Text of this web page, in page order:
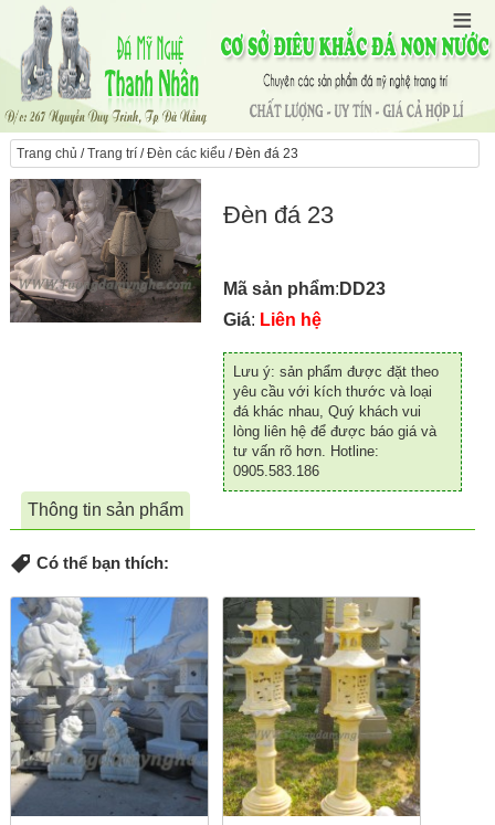
Trang chủ /Trang trí/Đèn các kiểu / Đèn đá 23
Đèn đá 23
Mã sản phẩm: DD23
Giá: Liên hệ
Lưu ý: sản phẩm được đặt theo
yêu cầu với kích thước và loại
đá khác nhau, Quý khách vui
lòng liên hệ để được báo giá và
tư vấn rõ hơn. Hotline:
0905.583.186
Thông tin sản phẩm
Có thể bạn thích: